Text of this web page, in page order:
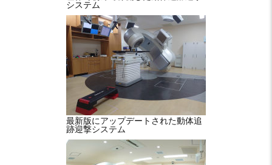
システム
最新版にアップデートされた動体追
跡迎撃システム